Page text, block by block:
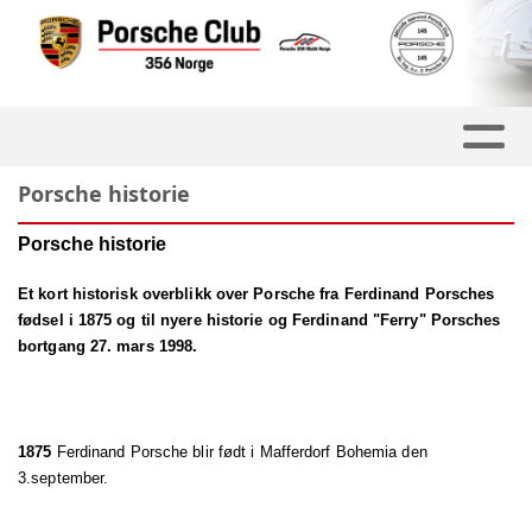
Porsche historie
Porsche historie
Et kort historisk overblikk over Porsche fra Ferdinand Porsches
fødsel i 1875 og til nyere historie og Ferdinand "Ferry" Porsches
bortgang 27. mars 1998.
1875 Ferdinand Porsche blir født i Mafferdorf Bohemia den
3.september.